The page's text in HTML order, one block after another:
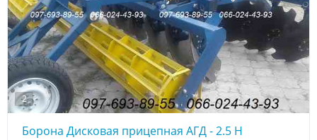
2
Борона Дисковая прицепная АГД - 2.5 Н